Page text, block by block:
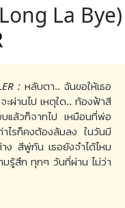
La Bye)
: หลับตา.. ฉันขอให้เธอ
ะผ่านไป เหตุใด.. ท้องฟ้าสี
แล้วก็จากไป เหมือนที่พ่อ
ไรก็คงต้องล้มลง ในวันมี
ง สีพู่กัน เธอยังจำได้ไหม
มรู้สึก ทุกๆ วันที่ผ่าน ไม่ว่า